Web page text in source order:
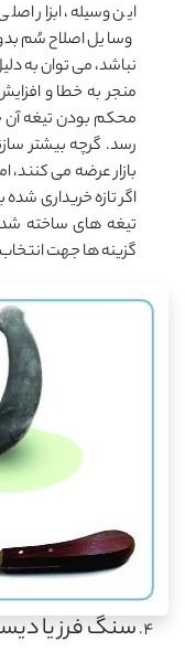
این وسیله، ابزار
وسایل اصلاح سُم
نباشد، می توان به
منجر به خطا و
محکم بودن تیغه
رسد. گرچه بیشتر
بازار عرضه می کنند،
اگر تازه خریداری
تیغه های ساخته
گزینه ها جهت
سنگ فرز یا